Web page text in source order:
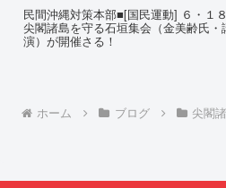
民間沖縄対策本部■[国民運動] ６・１
尖閣諸島を守る石垣集会（金美齢氏・
演）が開催さる！
ホーム ブログ 尖閣